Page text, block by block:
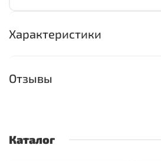
Характеристики
Отзывы
Каталог